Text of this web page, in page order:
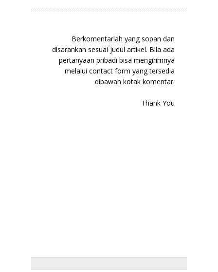
Berkomentarlah yang sopan dan
disarankan sesuai judul artikel. Bila ada
pertanyaan pribadi bisa mengirimnya
melalui contact form yang tersedia
dibawah kotak komentar.
Thank You